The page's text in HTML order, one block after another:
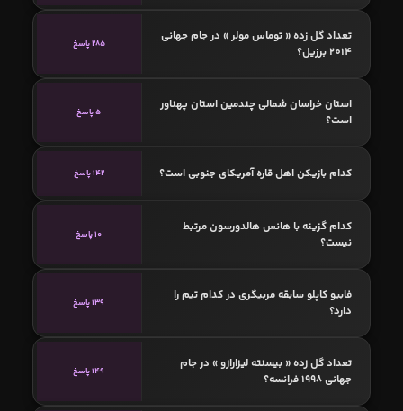
تعداد گل زده « توماس مولر » در جام جهانی
2014 برزیل؟
285 پاسخ
استان خراسان شمالی چندمین استان پهناور
است؟
5 پاسخ
کدام بازیکن اهل قاره آمریکای جنوبی است؟ 142 پاسخ
کدام گزینه با هانس هالدورسون مرتبط
نیست؟
10 پاسخ
فابیو کاپلو سابقه مربیگری در کدام تیم را
دارد؟
139 پاسخ
تعداد گل زده « بیسنته لیزارازو » در جام
جهانی 1998 فرانسه؟
149 پاسخ